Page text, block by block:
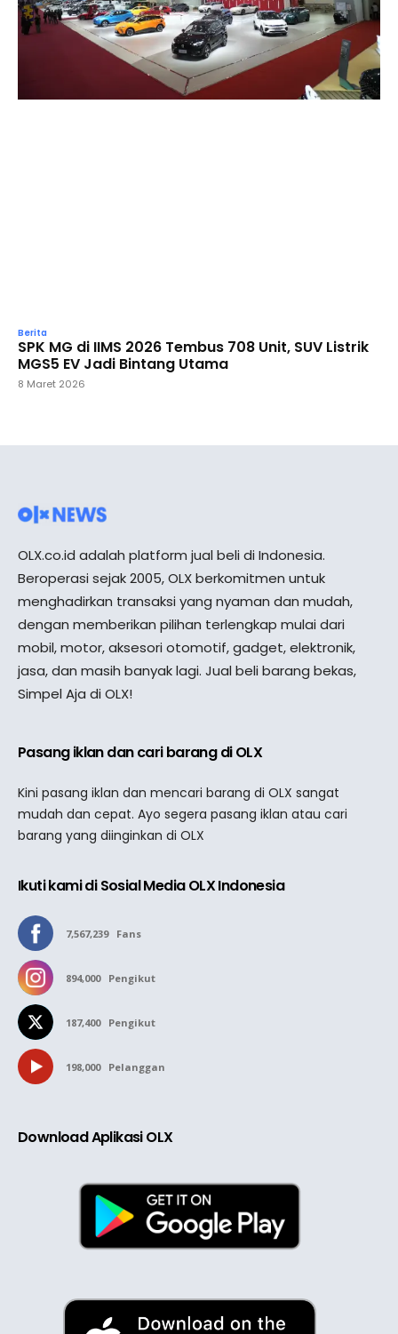
Berita
SPK MG di IIMS 2026 Tembus 708 Unit, SUV Listrik
MGS5 EV Jadi Bintang Utama
8 Maret 2026
OLX.co.id adalah platform jual beli di Indonesia.
Beroperasi sejak 2005, OLX berkomitmen untuk
menghadirkan transaksi yang nyaman dan mudah,
dengan memberikan pilihan terlengkap mulai dari
mobil, motor, aksesori otomotif, gadget, elektronik,
jasa, dan masih banyak lagi. Jual beli barang bekas,
Simpel Aja di OLX!
Pasang iklan dan cari barang di OLX
Kini pasang iklan dan mencari barang di OLX sangat
mudah dan cepat. Ayo segera pasang iklan atau cari
barang yang diinginkan di OLX
Ikuti kami di Sosial Media OLX Indonesia
7,567,239 Fans
894,000 Pengikut
187,400 Pengikut
198,000 Pelanggan
Download Aplikasi OLX